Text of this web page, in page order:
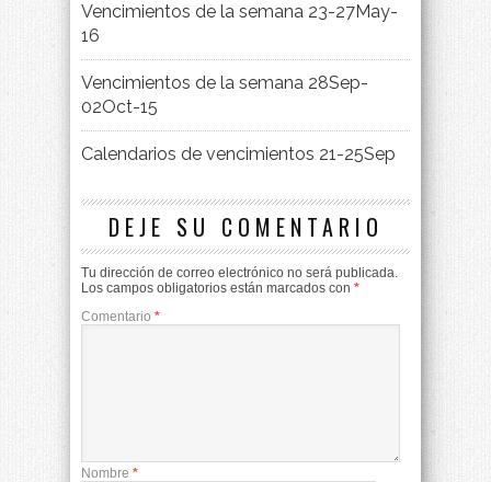
Vencimientos de la semana 23-27May-
16
Vencimientos de la semana 28Sep-
02Oct-15
Calendarios de vencimientos 21-25Sep
DEJE SU COMENTARIO
Tu dirección de correo electrónico no será publicada.
Los campos obligatorios están marcados con *
Comentario *
Nombre *